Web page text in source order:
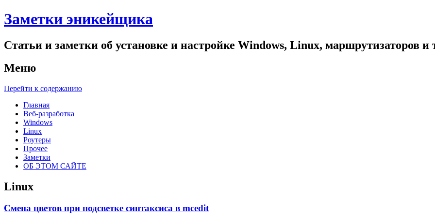
Заметки эникейщика
Статьи и заметки об установке и настройке Windows, Linux, маршрутизаторов и
Меню
Перейти к содержанию
Главная
Веб-разработка
Windows
Linux
Роутеры
Прочее
Заметки
ОБ ЭТОМ САЙТЕ
Linux
Смена цветов при подсветке синтаксиса в mcedit